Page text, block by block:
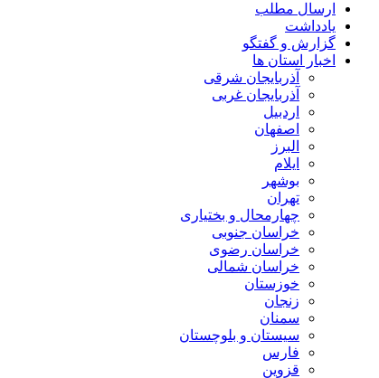
ارسال مطلب
یادداشت
گزارش و گفتگو
اخبار استان ها
آذربایجان شرقی
آذربایجان غربی
اردبیل
اصفهان
البرز
ایلام
بوشهر
تهران
چهارمحال و بختیاری
خراسان جنوبی
خراسان رضوی
خراسان شمالی
خوزستان
زنجان
سمنان
سیستان و بلوچستان
فارس
قزوین